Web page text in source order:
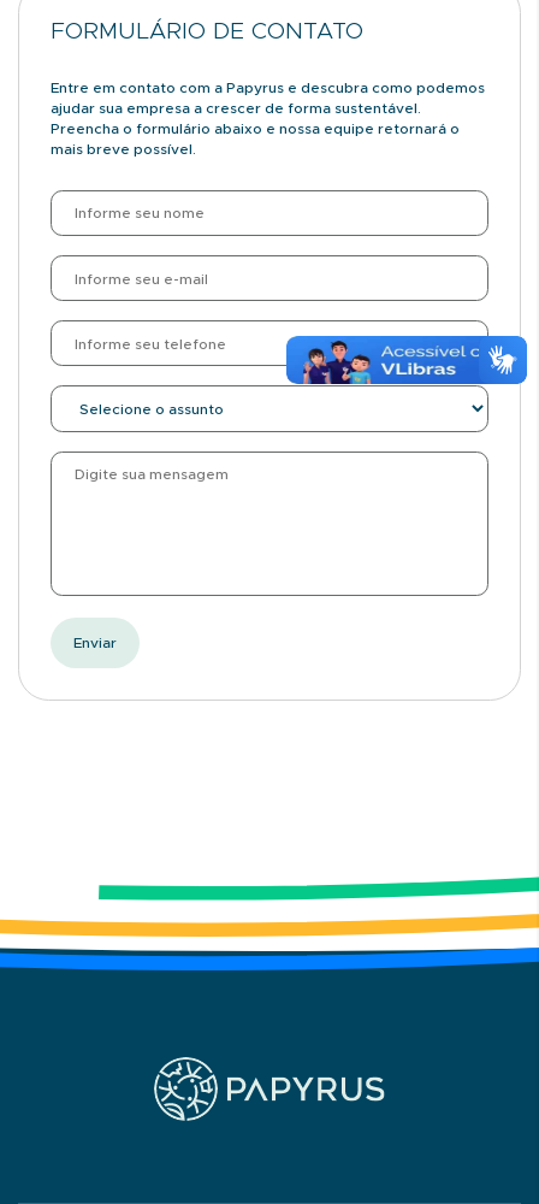
FORMULÁRIO DE CONTATO
Entre em contato com a Papyrus e descubra como podemos
ajudar sua empresa a crescer de forma sustentável.
Preencha o formulário abaixo e nossa equipe retornará o
mais breve possível.
Nome
E-
mail
Telefone
Assunto
Mensagem
Enviar